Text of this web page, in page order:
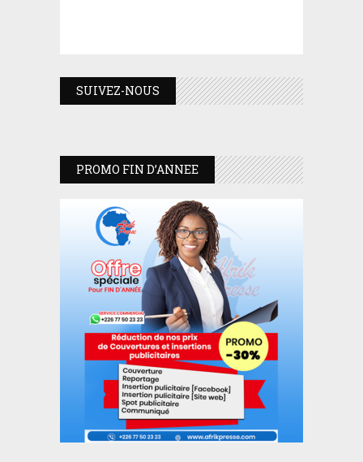
SUIVEZ-NOUS
PROMO FIN D’ANNEE